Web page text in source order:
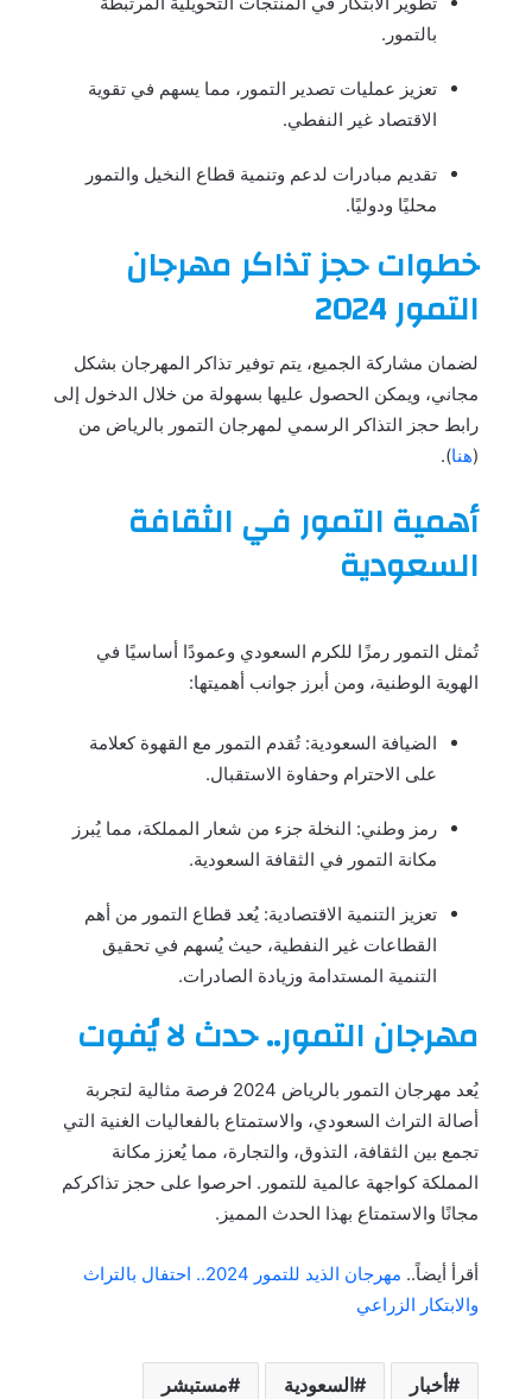
بالتمور.
تعزيز عمليات تصدير التمور، مما يسهم في تقوية
الاقتصاد غير النفطي.
تقديم مبادرات لدعم وتنمية قطاع النخيل والتمور
محليًا ودوليًا.
خطوات حجز تذاكر مهرجان
التمور 2024
لضمان مشاركة الجميع، يتم توفير تذاكر المهرجان بشكل
مجاني، ويمكن الحصول عليها بسهولة من خلال الدخول إلى
رابط حجز التذاكر الرسمي لمهرجان التمور بالرياض من
(هنا).
أهمية التمور في الثقافة
السعودية
تُمثل التمور رمزًا للكرم السعودي وعمودًا أساسيًا في
الهوية الوطنية، ومن أبرز جوانب أهميتها:
الضيافة السعودية: تُقدم التمور مع القهوة كعلامة
على الاحترام وحفاوة الاستقبال.
رمز وطني: النخلة جزء من شعار المملكة، مما يُبرز
مكانة التمور في الثقافة السعودية.
تعزيز التنمية الاقتصادية: يُعد قطاع التمور من أهم
القطاعات غير النفطية، حيث يُسهم في تحقيق
التنمية المستدامة وزيادة الصادرات.
مهرجان التمور.. حدث لا يُفوت
يُعد مهرجان التمور بالرياض 2024 فرصة مثالية لتجربة
أصالة التراث السعودي، والاستمتاع بالفعاليات الغنية التي
تجمع بين الثقافة، التذوق، والتجارة، مما يُعزز مكانة
المملكة كواجهة عالمية للتمور. احرصوا على حجز تذاكركم
مجانًا والاستمتاع بهذا الحدث المميز.
أقرأ أيضاً..
مهرجان الذيد للتمور 2024.. احتفال بالتراث
والابتكار الزراعي
أخبار السعودية مستبشر